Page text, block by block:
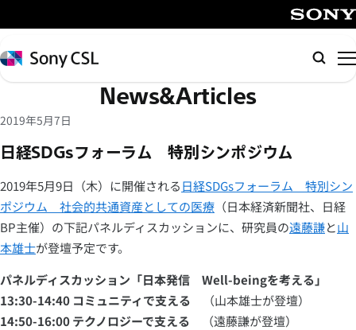
イ
ン
コ
テ
ツ
ス
キ
ッ
プ
Sony
CSL
検
索
News&Articles
2019年5月7日
日経SDGsフォーラム 特別シンポジウム
2019年5月9日（木）に開催される日経SDGsフォーラム 特別シン
ポジウム 社会的共通資産としての医療 （日本経済新聞社、日経
BP主催）の下記パネルディスカッションに、研究員の遠藤謙と山
本雄士が登壇予定です。
パネルディスカッション「日本発信 Well-beingを考える」
13:30-14:40 コミュニティで支える （山本雄士が登壇）
14:50-16:00 テクノロジーで支える （遠藤謙が登壇）